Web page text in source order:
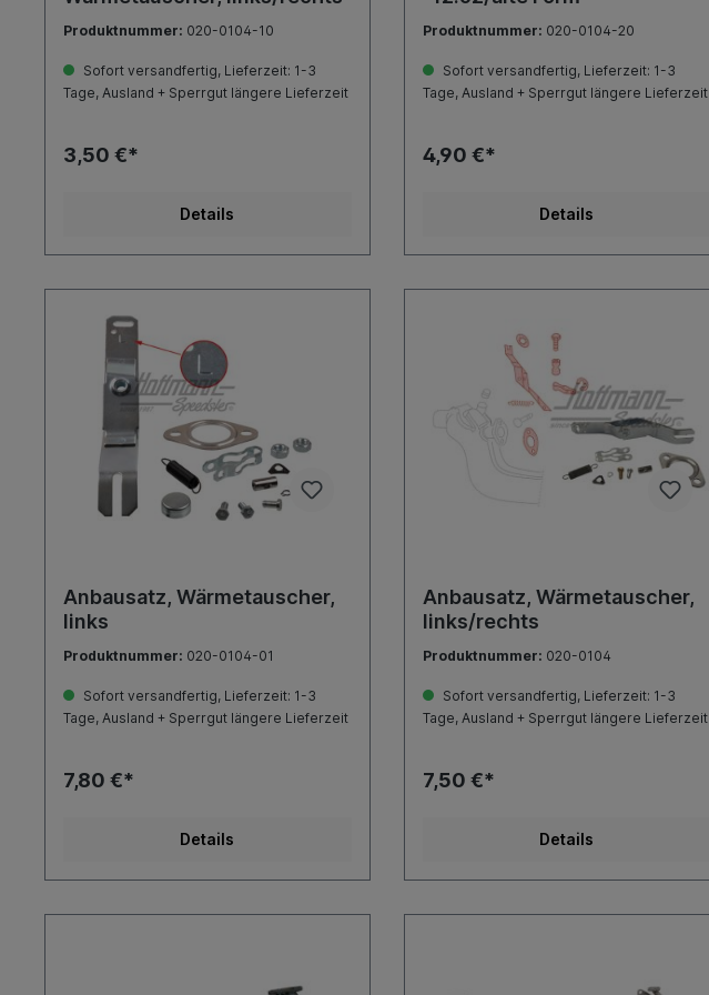
Produktnummer: 020-0104-10
Sofort versandfertig, Lieferzeit: 1-3
Tage, Ausland + Sperrgut längere Lieferzeit
3,50 €*
Details
Produktnummer: 020-0104-20
Sofort versandfertig, Lieferzeit: 1-3
Tage, Ausland + Sperrgut längere Lieferzeit
4,90 €*
Details
Anbausatz, Wärmetauscher,
links
Produktnummer: 020-0104-01
Sofort versandfertig, Lieferzeit: 1-3
Tage, Ausland + Sperrgut längere Lieferzeit
7,80 €*
Details
Anbausatz, Wärmetauscher,
links/rechts
Produktnummer: 020-0104
Sofort versandfertig, Lieferzeit: 1-3
Tage, Ausland + Sperrgut längere Lieferzeit
7,50 €*
Details